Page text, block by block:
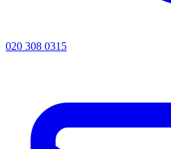
020 308 0315